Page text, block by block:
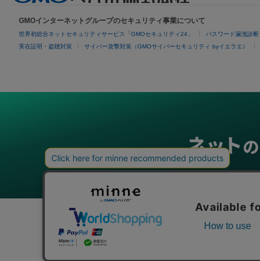
GMOインターネットグループのセキュリティ事業について
世界初総合ネットセキュリティサービス「GMOセキュリティ24」 パスワード漏洩診断
実在証明・盗聴対策 サイバー攻撃対策（GMOサイバーセキュリティ byイエラエ）
グループサービス
インターネットサービス